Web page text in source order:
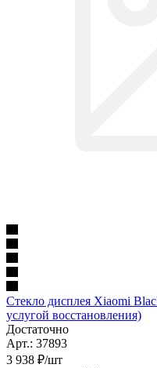
Стекло дисплея Xiaomi
услугой восстановления)
Достаточно
Арт.: 37893
3 938 ₽/шт